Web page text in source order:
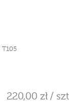
T105
220,00 zł / szt